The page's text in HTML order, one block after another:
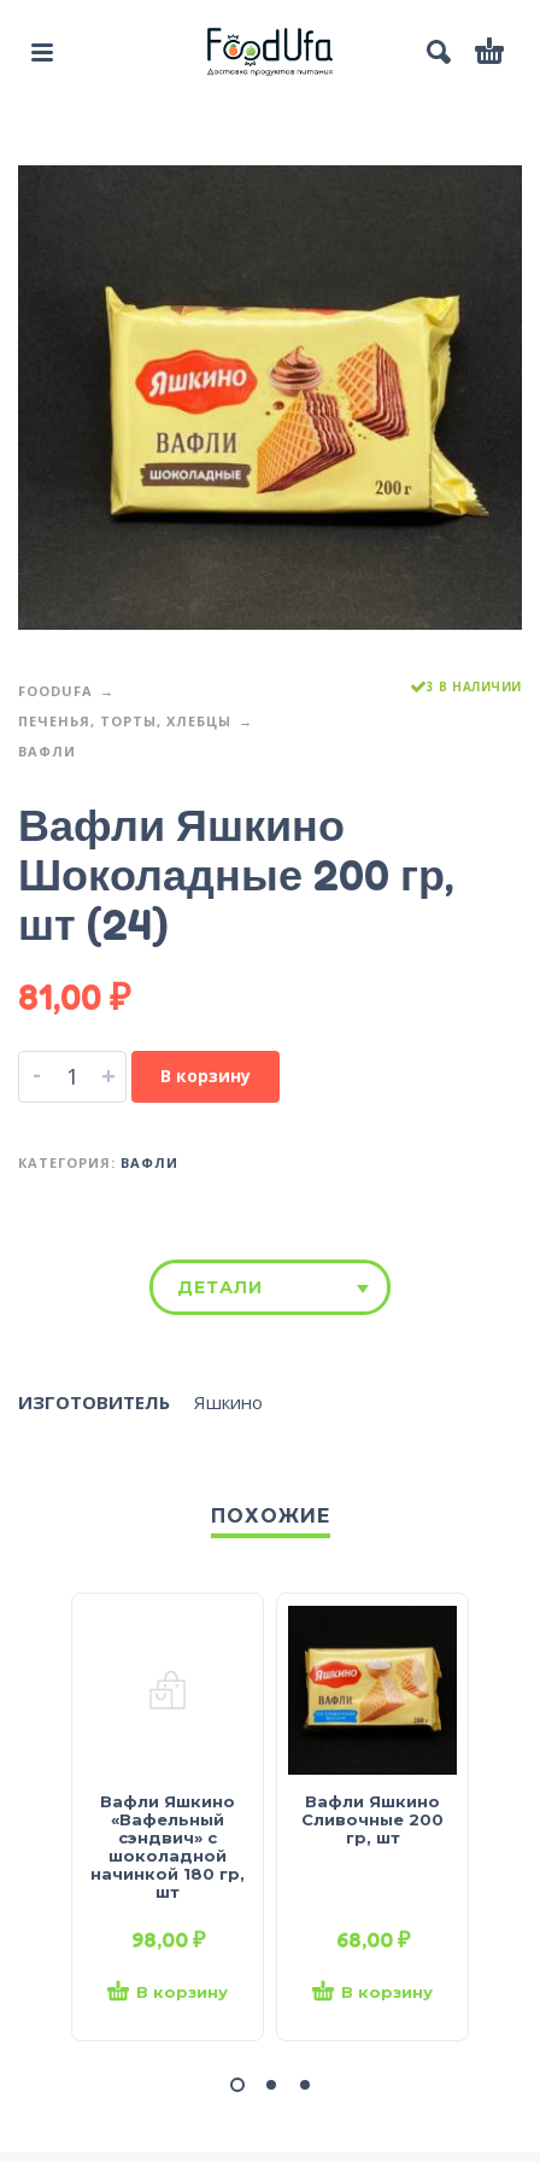
FOODUFA
ПЕЧЕНЬЯ, ТОРТЫ, ХЛЕБЦЫ
ВАФЛИ
3 В НАЛИЧИИ
Вафли Яшкино
Шоколадные 200 гр,
шт (24)
81,00₽
- + В корзину
КАТЕГОРИЯ: ВАФЛИ
ДЕТАЛИ
ИЗГОТОВИТЕЛЬ Яшкино
ПОХОЖИЕ
Вафли Яшкино
«Вафельный
сэндвич» с
шоколадной
начинкой 180 гр,
шт
98,00₽
В корзину
Вафли Яшкино
Сливочные 200
гр, шт
68,00₽
В корзину